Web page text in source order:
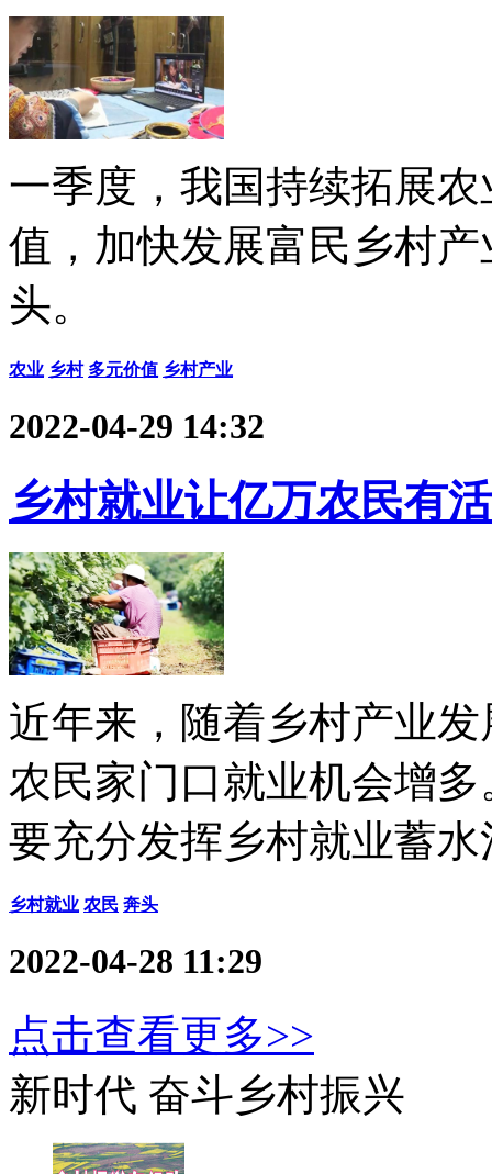
一季度，我国持续拓展
值，加快发展富民乡村
头。
农业 乡村 多元价值 乡村产业
2022-04-29 14:32
乡村就业让亿万农民有
近年来，随着乡村产业
农民家门口就业机会增
要充分发挥乡村就业蓄
乡村就业 农民 奔头
2022-04-28 11:29
点击查看更多>>
新时代 奋斗乡村振兴